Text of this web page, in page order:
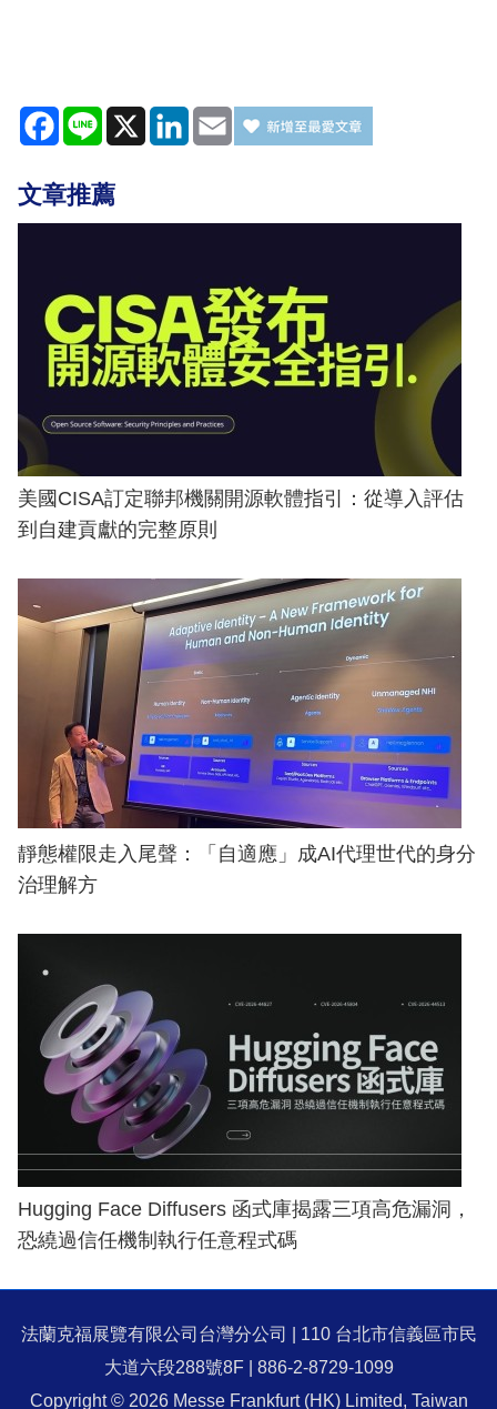
Facebook
Line X LinkedIn
Email
文章推薦
美國CISA訂定聯邦機關開源軟體指引：從導入評估
到自建貢獻的完整原則
靜態權限走入尾聲：「自適應」成AI代理世代的身分
治理解方
Hugging Face Diffusers 函式庫揭露三項高危漏洞，
恐繞過信任機制執行任意程式碼
法蘭克福展覽有限公司台灣分公司 | 110 台北市信義區市民
大道六段288號8F | 886-2-8729-1099
Copyright © 2026 Messe Frankfurt (HK) Limited, Taiwan